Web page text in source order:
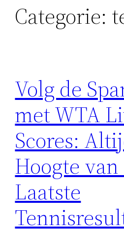
Categorie:
Volg de
met WTA
Scores:
Hoogte van
Laatste